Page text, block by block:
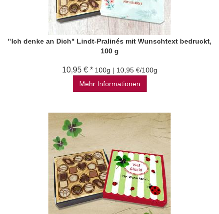
"Ich denke an Dich" Lindt-Pralinés mit Wunschtext bedruckt,
100 g
10,95 € * 100g | 10,95 €/100g
Mehr Informationen